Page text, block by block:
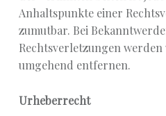
Anhaltspunkte einer
zumutbar. Bei
Rechtsverletzungen
umgehend entfernen.
Urheberrecht